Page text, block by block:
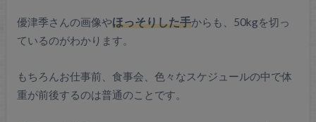
優津季さんの画像やほっそりした手からも、50kgを切っ
ているのがわかります。
もちろんお仕事前、食事会、色々なスケジュールの中で体
重が前後するのは普通のことです。